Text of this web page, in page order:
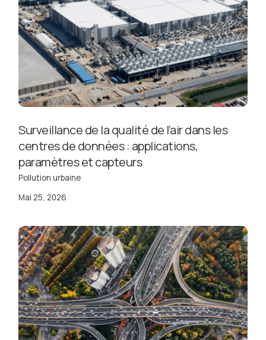
Surveillance de la qualité de l’air dans les
centres de données : applications,
paramètres et capteurs
Pollution urbaine
Mai 25, 2026